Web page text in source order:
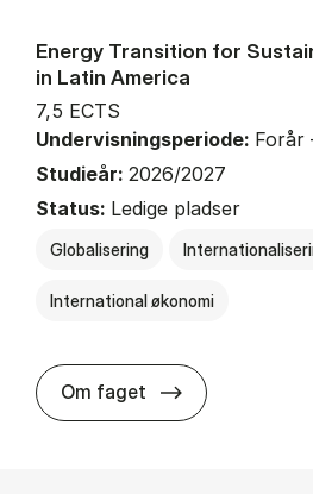
Energy Transition for
in Latin America
7,5 ECTS
Undervisningsperiode: Forår
Studieår: 2026/2027
Status: Ledige pladser
Globalisering
International økonomi
Om faget about